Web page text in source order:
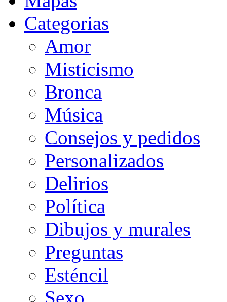
Categorias
Amor
Misticismo
Bronca
Música
Consejos y pedidos
Personalizados
Delirios
Política
Dibujos y murales
Preguntas
Esténcil